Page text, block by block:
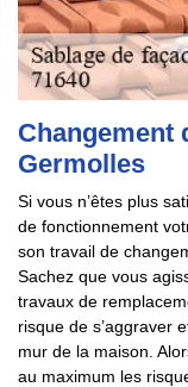
Changement
Germolles
Si vous n’êtes plus
de fonctionnement
son travail de
Sachez que vous
travaux de
risque de s’aggraver
mur de la maison.
au maximum les